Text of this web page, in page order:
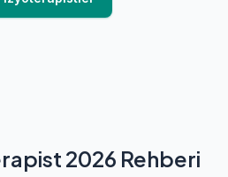
2026 Rehberi